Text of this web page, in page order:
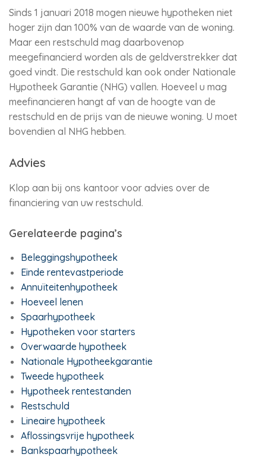
Sinds 1 januari 2018 mogen nieuwe hypotheken niet
hoger zijn dan 100% van de waarde van de woning.
Maar een restschuld mag daarbovenop
meegefinancierd worden als de geldverstrekker dat
goed vindt. Die restschuld kan ook onder Nationale
Hypotheek Garantie (NHG) vallen. Hoeveel u mag
meefinancieren hangt af van de hoogte van de
restschuld en de prijs van de nieuwe woning. U moet
bovendien al NHG hebben.
Advies
Klop aan bij ons kantoor voor advies over de
financiering van uw restschuld.
Gerelateerde pagina’s
Beleggingshypotheek
Einde rentevastperiode
Annuïteitenhypotheek
Hoeveel lenen
Spaarhypotheek
Hypotheken voor starters
Overwaarde hypotheek
Nationale Hypotheekgarantie
Tweede hypotheek
Hypotheek rentestanden
Restschuld
Lineaire hypotheek
Aflossingsvrije hypotheek
Bankspaarhypotheek